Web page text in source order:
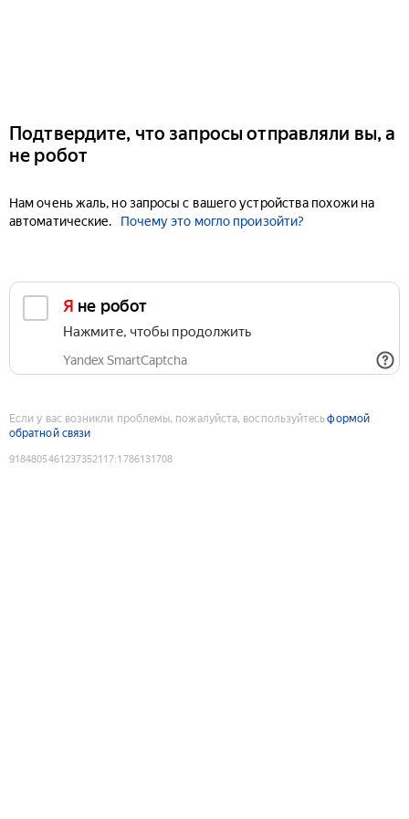
Подтвердите, что запросы отправляли вы, а
не робот
Нам очень жаль, но запросы с вашего устройства похожи на
автоматические.
Почему это могло произойти?
Я не робот
Нажмите, чтобы продолжить
Yandex SmartCaptcha
Если у вас возникли проблемы, пожалуйста, воспользуйтесьформой
обратной связи
9184805461237352117:1786131708